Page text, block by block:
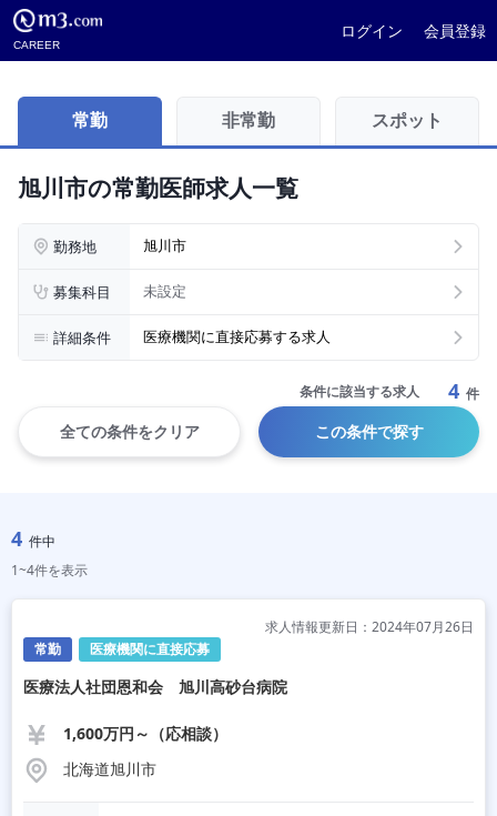
CAREER
ログイン 会員登録
常勤 非常勤 スポット
旭川市の常勤医師求人一覧
勤務地 旭川市
募集科目 未設定
詳細条件 医療機関に直接応募する求人
条件に該当する求人 4 件
全ての条件をクリア この条件で探す
4 件中
1~4件を表示
常勤 医療機関に直接応募
求人情報更新日：2024年07月26日
医療法人社団恩和会 旭川高砂台病院
1,600万円～（応相談）
北海道旭川市